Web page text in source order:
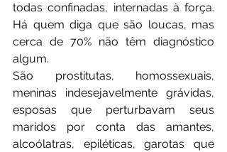
todas confinadas, internadas à força.
Há quem diga que são loucas, mas
cerca de 70% não têm diagnóstico
algum.
São prostitutas, homossexuais,
meninas indesejavelmente grávidas,
esposas que perturbavam seus
maridos por conta das amantes,
alcoólatras, epiléticas, garotas que